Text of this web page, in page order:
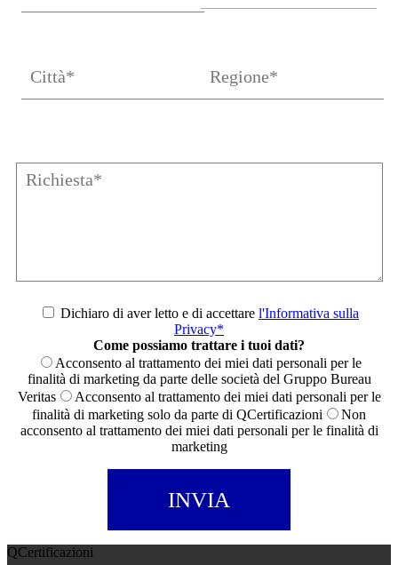
Dichiaro di aver letto e di accettare l'Informativa sulla
Privacy*
Come possiamo trattare i tuoi dati?
Acconsento al trattamento dei miei dati personali per le
finalità di marketing da parte delle società del Gruppo Bureau
Veritas
Acconsento al trattamento dei miei dati personali per le
finalità di marketing solo da parte di QCertificazioni
Non
acconsento al trattamento dei miei dati personali per le finalità di
marketing
QCertificazioni